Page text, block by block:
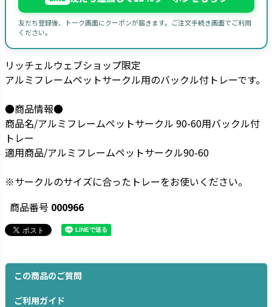
友だち登録後、トーク画面にクーポンが届きます。ご注文手続き画面でご利用
ください。
リッチェルウェブショップ限定
アルミフレームペットサークル用のバックル付トレーです。
●商品情報●
商品名/アルミフレームペットサークル 90-60用バックル付
トレー
適用商品/アルミフレームペットサークル90-60
※サークルのサイズに合ったトレーをお使いください。
商品番号 000966
この商品のご質問
ご利用ガイド